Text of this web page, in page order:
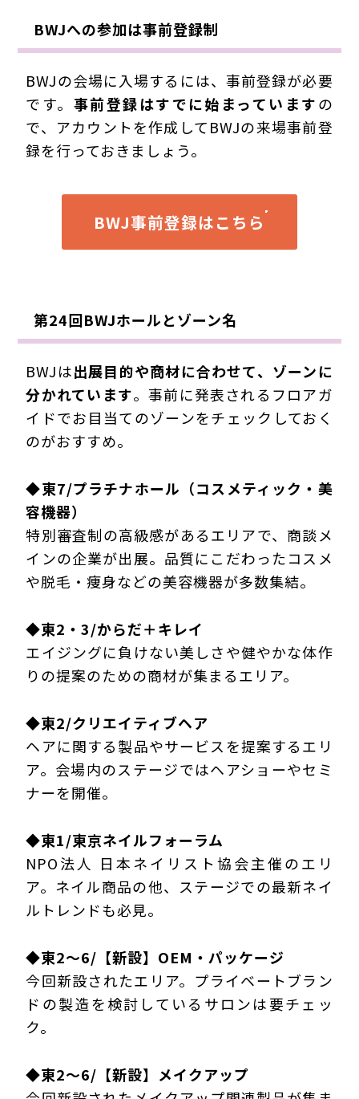
BWJへの参加は事前登録制
BWJの会場に入場するには、事前登録が必要
です。 事前登録はすでに始まっていますの
で、アカウントを作成してBWJの来場事前登
録を行っておきましょう。
BWJ事前登録はこちら
第24回BWJホールとゾーン名
BWJは出展目的や商材に合わせて、ゾーンに
分かれています。事前に発表されるフロアガ
イドでお目当てのゾーンをチェックしておく
のがおすすめ。
◆東7/プラチナホール（コスメティック・美
容機器）
特別審査制の高級感があるエリアで、商談メ
インの企業が出展。品質にこだわったコスメ
や脱毛・痩身などの美容機器が多数集結。
◆東2・3/からだ＋キレイ
エイジングに負けない美しさや健やかな体作
りの提案のための商材が集まるエリア。
◆東2/クリエイティブヘア
ヘアに関する製品やサービスを提案するエリ
ア。 会場内のステージではヘアショーやセミ
ナーを開催。
◆東1/東京ネイルフォーラム
NPO法人 日本ネイリスト協会主催のエリ
ア。ネイル商品の他、 ステージでの最新ネイ
ルトレンドも必見。
◆東2～6/【新設】OEM・パッケージ
今回新設されたエリア。 プライベートブラン
ドの製造を検討しているサロンは要チェッ
ク。
◆東2～6/【新設】メイクアップ